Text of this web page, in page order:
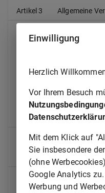
Artikel 3 Allgemeine
Artikel 4
Allgemeine
Koordinierte
Artikel 6
KAPITEL
Artikel 7 Überwachung
KAPITEL
Einwilligung
Herzlich
Vor Ihrem Besuch
Mit dem Klick auf
Sie insbesondere
(ohne
Google Analytics
Werbung und